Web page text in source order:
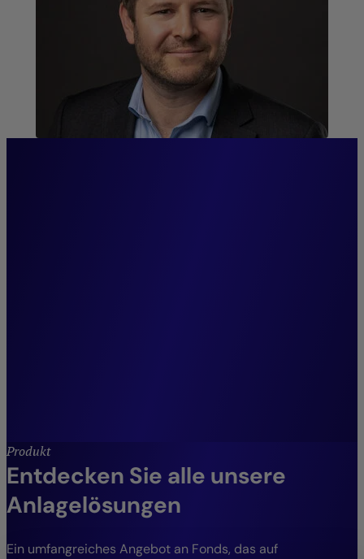
Produkt
Entdecken Sie alle unsere
Anlagelösungen
Ein umfangreiches Angebot an Fonds, das auf